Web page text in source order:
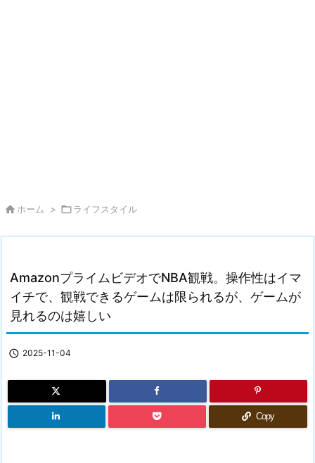
 ホーム > ライフスタイル
AmazonプライムビデオでNBA観戦。操作性はイマ
イチで、観戦できるゲームは限られるが、ゲームが
見れるのは嬉しい
 2025-11-04
Copy